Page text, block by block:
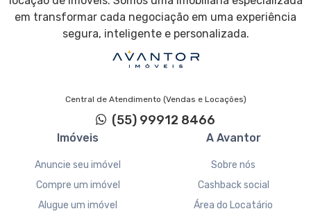
em transformar cada negociação em uma experiência
segura, inteligente e personalizada.
Central de Atendimento (Vendas e Locações)
(55) 99912 8466
Imóveis
Anuncie seu imóvel
Compre um imóvel
Alugue um imóvel
A Avantor
Sobre nós
Cashback social
Área do Locatário